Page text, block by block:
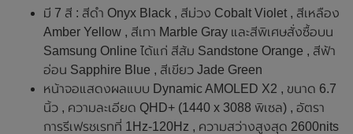
มี 7 สี : สีดำ Onyx Black , สีม่วง Cobalt Violet , สีเหลือง
Amber Yellow , สีเทา Marble Gray และสีพิเศษสั่งซื้อบน
Samsung Online ได้แก่ สีส้ม Sandstone Orange , สีฟ้า
อ่อน Sapphire Blue , สีเขียว Jade Green
หน้าจอแสดงผลแบบ Dynamic AMOLED X2 , ขนาด 6.7
นิ้ว , ความละเอียด QHD+ (1440 x 3088 พิเซล) , อัตรา
การรีเฟรชเรทที่ 1Hz-120Hz , ความสว่างสูงสุด 2600nits